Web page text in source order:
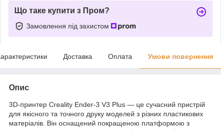
Що таке купити з Пром?
Замовлення під захистом
Доставка Оплата Умови повернення
Опис
3D-принтер Creality Ender-3 V3 Plus — це сучасний пристрій
для якісного та точного друку моделей з різних пластикових
матеріалів. Він оснащений покращеною платформою з